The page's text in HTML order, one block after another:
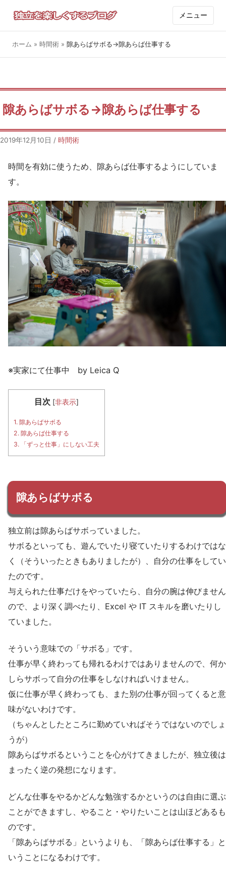
メニュー
ホーム » 時間術 » 隙あらばサボる→隙あらば仕事する
隙あらばサボる→隙あらば仕事する
2019年12月10日 / 時間術
時間を有効に使うため、隙あらば仕事するようにしていま
す。
※実家にて仕事中 by Leica Q
目次 [非表示]
1. 隙あらばサボる
2. 隙あらば仕事する
3. 「ずっと仕事」にしない工夫
隙あらばサボる
独立前は隙あらばサボっていました。
サボるといっても、遊んでいたり寝ていたりするわけではな
く（そういったときもありましたが）、自分の仕事をしてい
たのです。
与えられた仕事だけをやっていたら、自分の腕は伸びません
ので、より深く調べたり、Excel や IT スキルを磨いたりし
ていました。
そういう意味での「サボる」です。
仕事が早く終わっても帰れるわけではありませんので、何か
しらサボって自分の仕事をしなければいけません。
仮に仕事が早く終わっても、また別の仕事が回ってくると意
味がないわけです。
（ちゃんとしたところに勤めていればそうではないのでしょ
うが）
隙あらばサボるということを心がけてきましたが、独立後は
まったく逆の発想になります。
どんな仕事をやるかどんな勉強するかというのは自由に選ぶ
ことができますし、やること・やりたいことは山ほどあるも
のです。
「隙あらばサボる」というよりも、「隙あらば仕事する」と
いうことになるわけです。